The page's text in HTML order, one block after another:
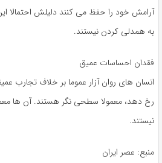
آرامش خود را حفظ می کنند دلیلش احتمالا
به همدلی کردن نیستند.
فقدان احساسات عمیق
انسان های روان آزار عموما بر خلاف تجارب
رخ دهد، معمولا سطحی نگر هستند. آن ها
نیستند.
منبع: عصر ایران